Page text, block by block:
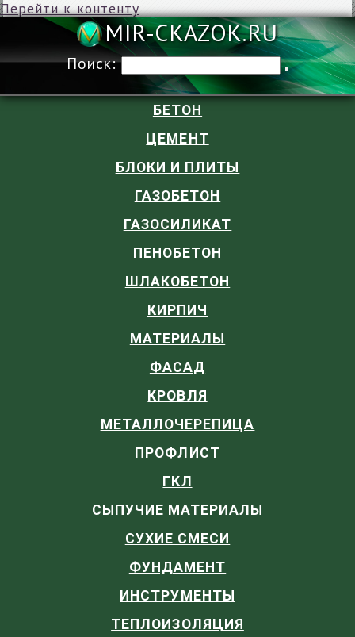
Перейти к контенту
MIR-
Поиск:
БЕТОН
ЦЕМЕНТ
БЛОКИ И ПЛИТЫ
ГАЗОБЕТОН
ГАЗОСИЛИКАТ
ПЕНОБЕТОН
ШЛАКОБЕТОН
КИРПИЧ
МАТЕРИАЛЫ
ФАСАД
КРОВЛЯ
МЕТАЛЛОЧЕРЕПИЦА
ПРОФЛИСТ
ГКЛ
СЫПУЧИЕ МАТЕРИАЛЫ
СУХИЕ СМЕСИ
ФУНДАМЕНТ
ИНСТРУМЕНТЫ
ТЕПЛОИЗОЛЯЦИЯ